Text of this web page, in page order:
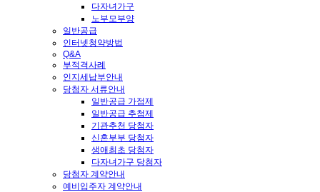
다자녀가구
노부모부양
일반공급
인터넷청약방법
Q&A
부적격사례
인지세납부안내
당첨자 서류안내
일반공급 가점제
일반공급 추첨제
기관추천 당첨자
신혼부부 당첨자
생애최초 당첨자
다자녀가구 당첨자
당첨자 계약안내
예비입주자 계약안내